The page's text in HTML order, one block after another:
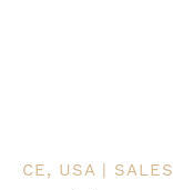
CE, USA | SALES